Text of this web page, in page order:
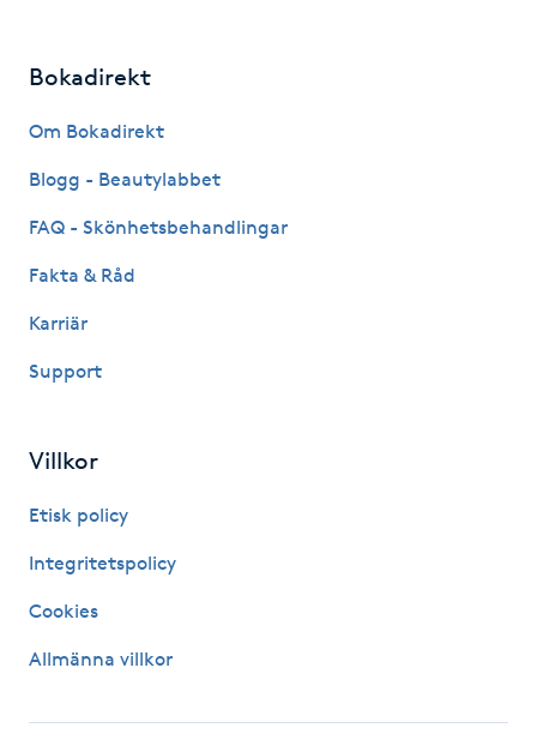
Luggklippning
Lymfmassage
Manikyr & Pedikyr
Medial vägledning
Medicinsk massage
Bokadirekt
Om Bokadirekt
Blogg - Beautylabbet
FAQ - Skönhetsbehandlingar
Fakta & Råd
Karriär
Support
Villkor
Etisk policy
Integritetspolicy
Cookies
Allmänna villkor